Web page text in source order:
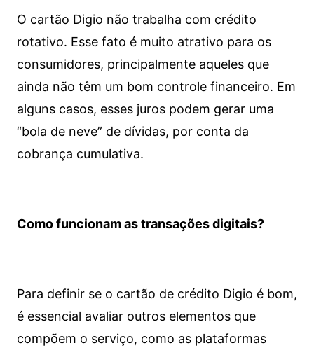
O cartão Digio não trabalha com crédito
rotativo. Esse fato é muito atrativo para os
consumidores, principalmente aqueles que
ainda não têm um bom controle financeiro. Em
alguns casos, esses juros podem gerar uma
“bola de neve” de dívidas, por conta da
cobrança cumulativa.
Como funcionam as transações digitais?
Para definir se o cartão de crédito Digio é bom,
é essencial avaliar outros elementos que
compõem o serviço, como as plataformas